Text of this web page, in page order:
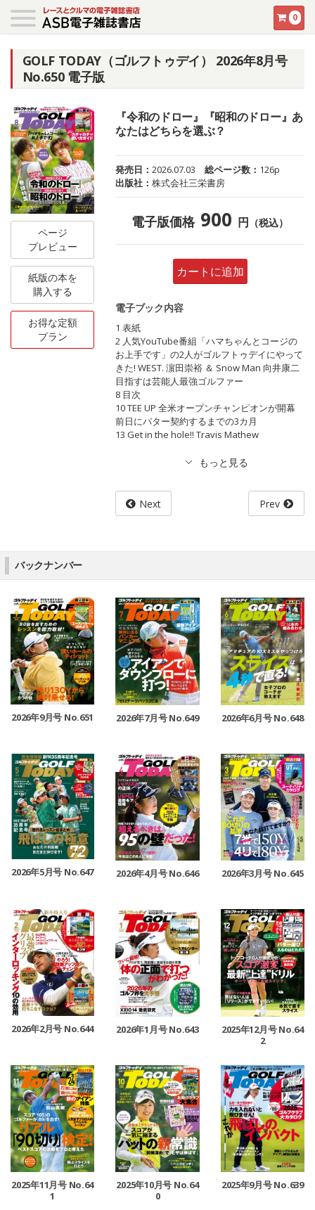
0
GOLF TODAY（ゴルフトゥデイ） 2026年8月号
No.650 電子版
ページ
プレビュー
紙版の本を
購入する
お得な定額
プラン
『令和のドロー』『昭和のドロー』あ
なたはどちらを選ぶ？
発売日：2026.07.03 総ページ数： 126p
出版社：株式会社三栄書房
電子版価格 900 円 （税込）
カートに追加
電子ブック内容
1 表紙
2 人気YouTube番組「ハマちゃんとコージの
お上手です」の2人がゴルフトゥデイにやって
きた! WEST. 濵田崇裕 ＆ Snow Man 向井康二
目指すは芸能人最強ゴルファー
8 目次
10 TEE UP 全米オープンチャンピオンが開幕
前日にパター契約するまでの3カ月
13 Get in the hole!! Travis Mathew
Next Prev
バックナンバー
2026年9月号 No.651 2026年7月号 No.649 2026年6月号 No.648
2026年5月号 No.647 2026年4月号 No.646 2026年3月号 No.645
2026年2月号 No.644 2026年1月号 No.643
2025年12月号 No.64
2
2025年11月号 No.64
1
2025年10月号 No.64
0
2025年9月号 No.639